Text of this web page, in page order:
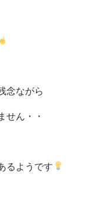
念ながら
せん・・
るようです